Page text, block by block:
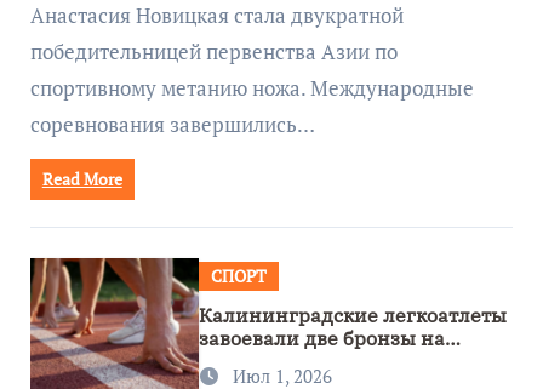
Анастасия Новицкая стала двукратной
победительницей первенства Азии по
спортивному метанию ножа. Международные
соревнования завершились…
Read More
СПОРТ
Калининградские легкоатлеты
завоевали две бронзы на
первенстве России
Июл 1, 2026